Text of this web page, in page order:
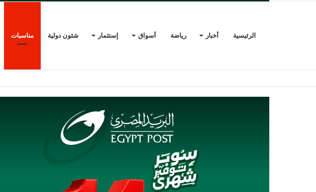
الرئيسية أخبار رياضة أسواق إستثمار شئون دولية مناسبات